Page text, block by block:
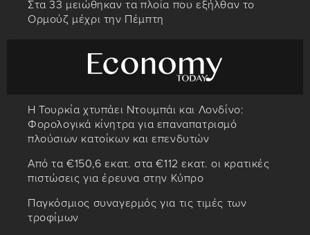
Στα 33 μειώθηκαν τα πλοία που εξήλθαν το
Ορμούζ μέχρι την Πέμπτη
Η Τουρκία χτυπάει Ντουμπάι και Λονδίνο:
Φορολογικά κίνητρα για επαναπατρισμό
πλούσιων κατοίκων και επενδυτών
Από τα €150,6 εκατ. στα €112 εκατ. οι κρατικές
πιστώσεις για έρευνα στην Κύπρο
Παγκόσμιος συναγερμός για τις τιμές των
τροφίμων